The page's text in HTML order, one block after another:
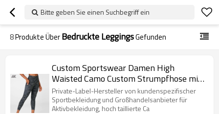
Bitte geben Sie einen Suchbegriff ein
8Produkte ÜberBedruckte LeggingsGefunden
Custom Sportswear Damen High
Waisted Camo Custom Strumpfhose mit
Netztaschen-Aktik
Private-Label-Hersteller von kundenspezifischer
Sportbekleidung und Großhandelsanbieter für
Aktivbekleidung, hoch taillierte Ca